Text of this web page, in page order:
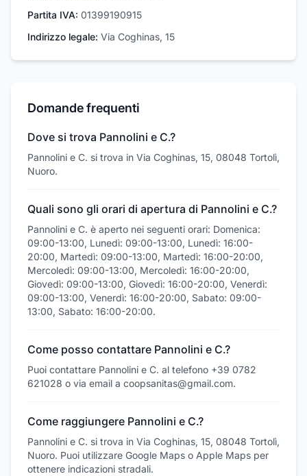
Partita IVA: 01399190915
Indirizzo legale: Via Coghinas, 15
Domande frequenti
Dove si trova Pannolini e C.?
Pannolini e C. si trova in Via Coghinas, 15, 08048 Tortolì,
Nuoro.
Quali sono gli orari di apertura di Pannolini e C.?
Pannolini e C. è aperto nei seguenti orari: Domenica:
09:00-13:00, Lunedì: 09:00-13:00, Lunedì: 16:00-
20:00, Martedì: 09:00-13:00, Martedì: 16:00-20:00,
Mercoledì: 09:00-13:00, Mercoledì: 16:00-20:00,
Giovedì: 09:00-13:00, Giovedì: 16:00-20:00, Venerdì:
09:00-13:00, Venerdì: 16:00-20:00, Sabato: 09:00-
13:00, Sabato: 16:00-20:00.
Come posso contattare Pannolini e C.?
Puoi contattare Pannolini e C. al telefono +39 0782
621028 o via email a coopsanitas@gmail.com.
Come raggiungere Pannolini e C.?
Pannolini e C. si trova in Via Coghinas, 15, 08048 Tortolì,
Nuoro. Puoi utilizzare Google Maps o Apple Maps per
ottenere indicazioni stradali.